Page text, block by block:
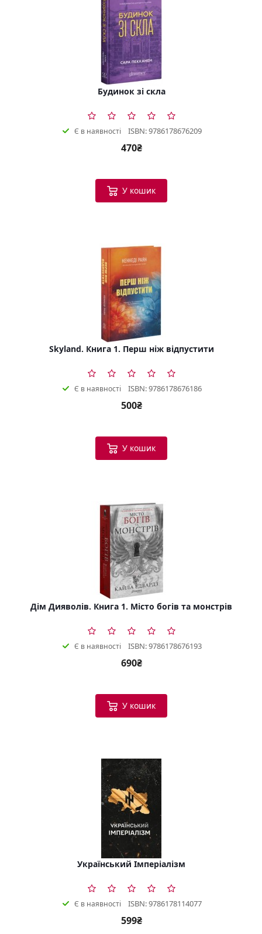
Будинок зі скла
Є в наявності ISBN: 9786178676209
470₴
У кошик
Skyland. Книга 1. Перш ніж відпустити
Є в наявності ISBN: 9786178676186
500₴
У кошик
Дім Дияволів. Книга 1. Місто богів та монстрів
Є в наявності ISBN: 9786178676193
690₴
У кошик
Український Імперіалізм
Є в наявності ISBN: 9786178114077
599₴